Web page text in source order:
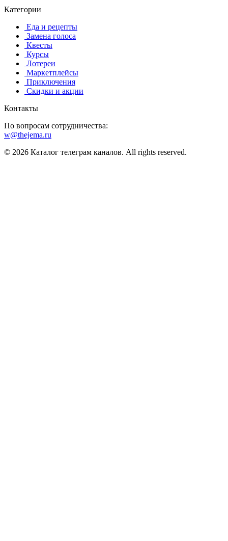
Категории
️ ️Еда и рецепты
️ Замена голоса
️ Квесты
‍ Курсы
️ Лотереи
️ Маркетплейсы
️ Приключения
️ Скидки и акции
Контакты
По вопросам сотрудничества:
w@thejema.ru
© 2026 Каталог телеграм каналов. All rights reserved.